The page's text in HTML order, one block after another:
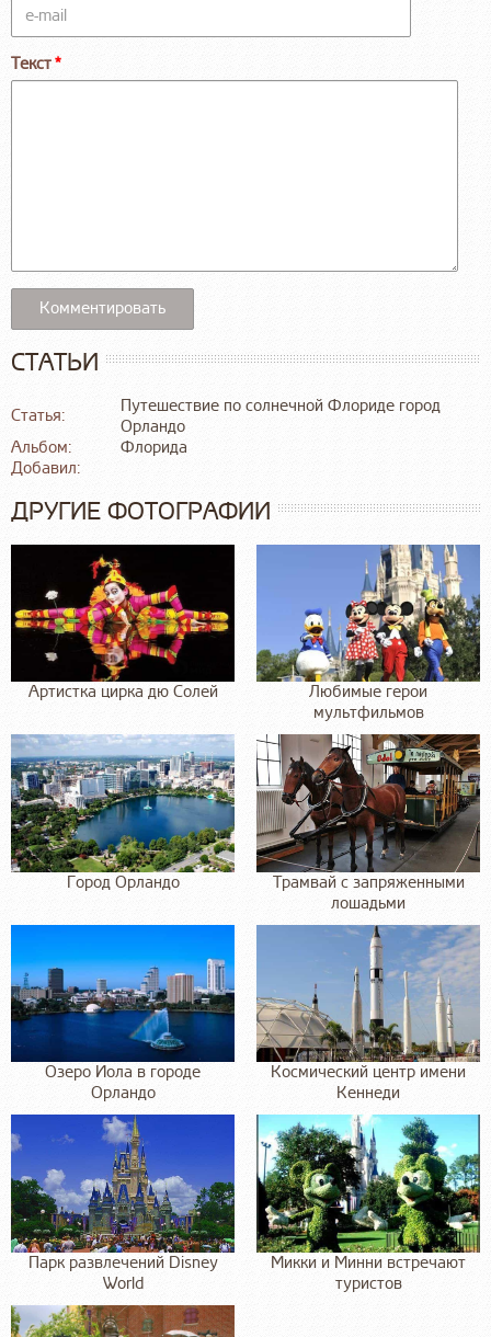
Текст
СТАТЬИ
Статья:
Путешествие по солнечной Флориде город
Орландо
Альбом:
Флорида
Добавил:
ДРУГИЕ ФОТОГРАФИИ
Артистка цирка дю Солей
Любимые герои
мультфильмов
Город Орландо
Трамвай с запряженными
лошадьми
Озеро Иола в городе
Орландо
Космический центр имени
Кеннеди
Парк развлечений Disney
World
Микки и Минни встречают
туристов